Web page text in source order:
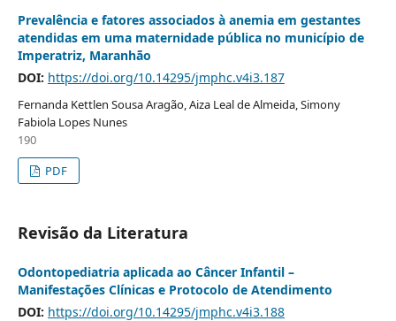
Prevalência e fatores associados à anemia em gestantes
atendidas em uma maternidade pública no município de
Imperatriz, Maranhão
DOI: https://doi.org/10.14295/jmphc.v4i3.187
Fernanda Kettlen Sousa Aragão, Aiza Leal de Almeida, Simony
Fabiola Lopes Nunes
190
PDF
Revisão da Literatura
Odontopediatria aplicada ao Câncer Infantil –
Manifestações Clínicas e Protocolo de Atendimento
DOI: https://doi.org/10.14295/jmphc.v4i3.188